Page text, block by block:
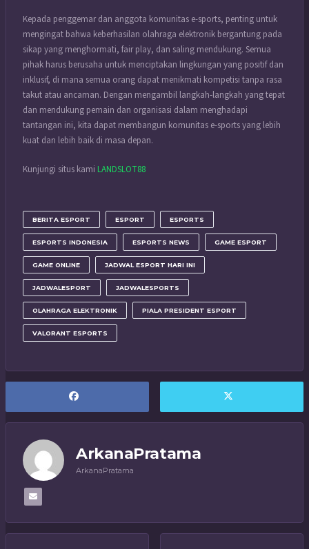
Kepada penggemar dan anggota komunitas e-sports, penting untuk
mengingat bahwa keberhasilan olahraga elektronik bergantung pada
sikap yang menghormati, fair play, dan saling mendukung. Semua
pihak harus berusaha untuk menciptakan lingkungan yang positif dan
inklusif, di mana semua orang dapat menikmati kompetisi tanpa rasa
takut atau ancaman. Dengan mengambil langkah-langkah yang tepat
dan mendukung pemain dan organisasi dalam menghadapi
tantangan ini, kita dapat membangun komunitas e-sports yang lebih
kuat dan lebih baik di masa depan.
Kunjungi situs kami LANDSLOT88
BERITA ESPORT ESPORT ESPORTS
ESPORTS INDONESIA ESPORTS NEWS GAME ESPORT
GAME ONLINE JADWAL ESPORT HARI INI
JADWALESPORT JADWALESPORTS
OLAHRAGA ELEKTRONIK PIALA PRESIDENT ESPORT
VALORANT ESPORTS
ArkanaPratama
ArkanaPratama